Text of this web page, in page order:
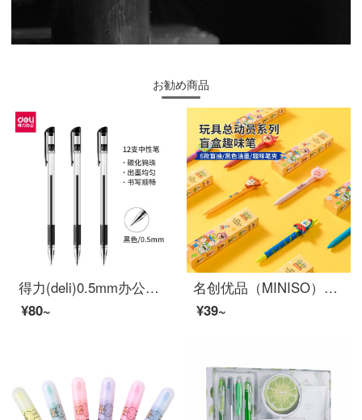
お勧め商品
得力(deli)0.5mm办公中性笔 水笔签字笔 12支/盒黑色34567
¥80~
名创优品（MINISO）玩具总动员系列盲盒趣味笔0.5mm（黑色）（混） 盲盒混发
¥39~